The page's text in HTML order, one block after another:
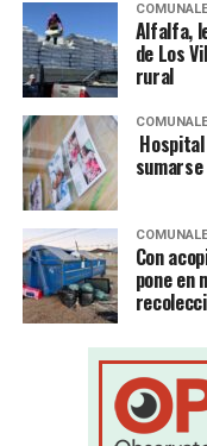
Alfalfa,
de Los
rural
Con
pone en